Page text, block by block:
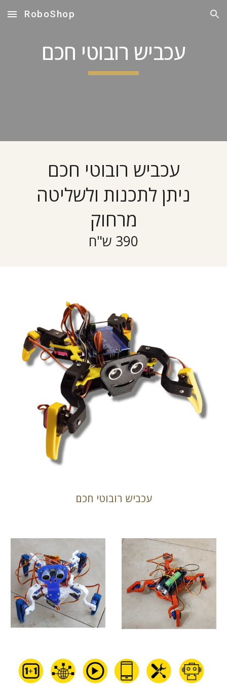
Skip to main content Skip to navigation
RoboShop
עכביש רובוטי חכם
עכביש רובוטי חכם
ניתן לתכנות ולשליטה
מרחוק
390 ש"ח
עכביש רובוטי חכם